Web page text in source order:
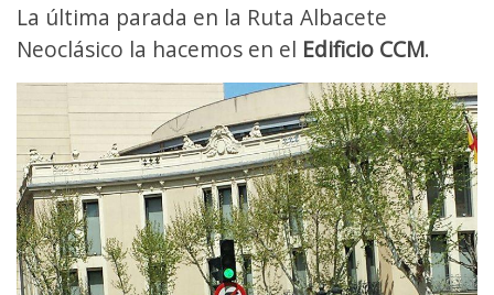
​La última parada en la Ruta Albacete
Neoclásico la hacemos en el Edificio CCM.